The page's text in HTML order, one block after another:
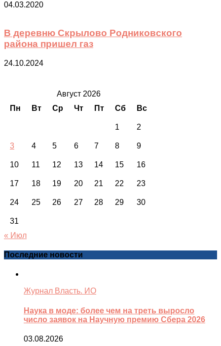
04.03.2020
В деревню Скрылово Родниковского
района пришел газ
24.10.2024
Август 2026
Пн
Вт Ср Чт Пт Сб Вс
1 2
3 4 5 6 7 8 9
10 11 12 13 14 15 16
17 18 19 20 21 22 23
24 25 26 27 28 29 30
31
« Июл
Последние новости
Журнал Власть. ИО
Наука в моде: более чем на треть выросло
число заявок на Научную премию Сбера 2026
03.08.2026